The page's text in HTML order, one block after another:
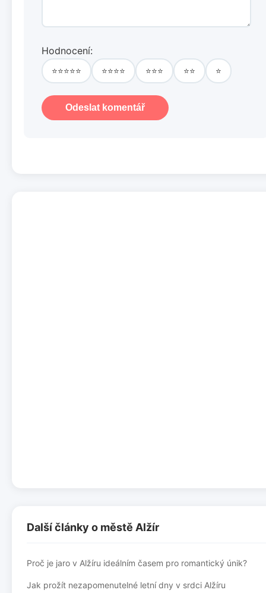
Hodnocení:
⭐⭐⭐⭐⭐ ⭐⭐⭐⭐ ⭐⭐⭐ ⭐⭐ ⭐
Odeslat komentář
Další články o městě Alžír
Proč je jaro v Alžíru ideálním časem pro romantický únik?
Jak prožít nezapomenutelné letní dny v srdci Alžíru